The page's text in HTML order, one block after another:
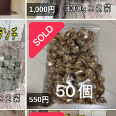
1,000円
550円